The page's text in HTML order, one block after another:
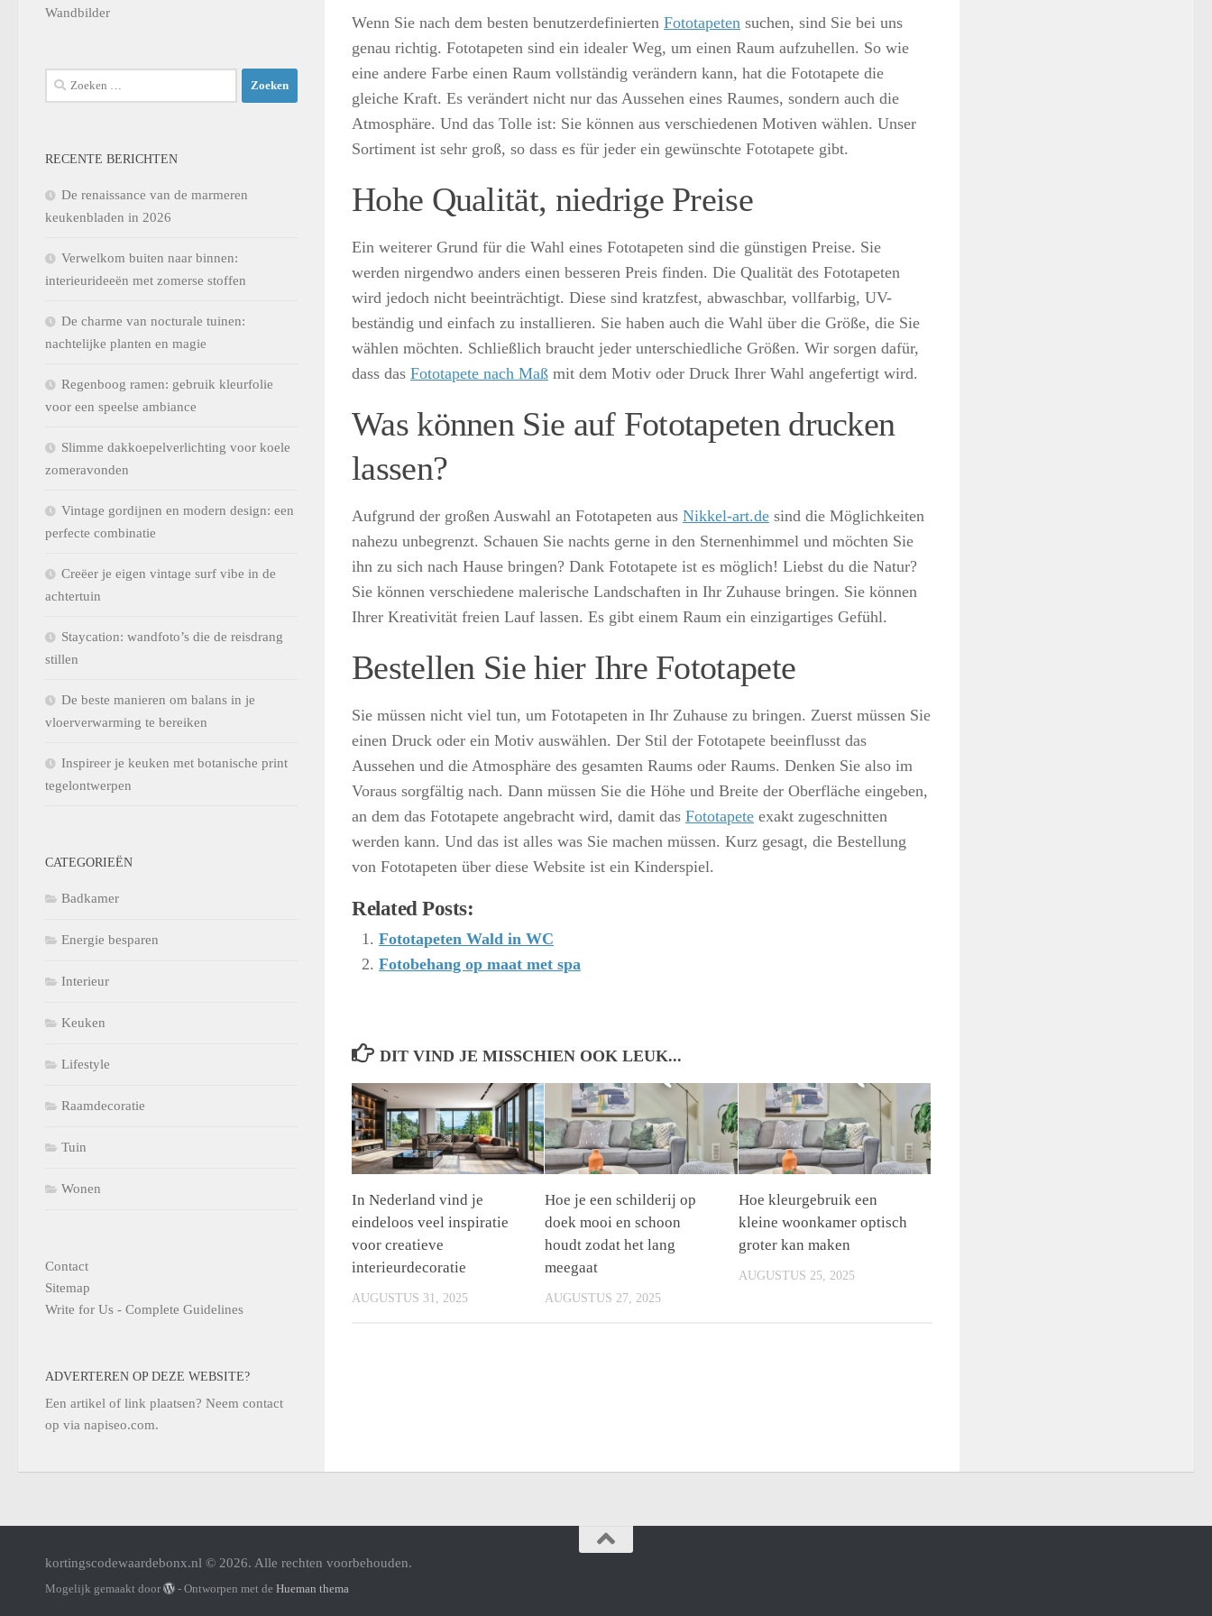
Wenn Sie nach dem besten benutzerdefinierten Fototapeten suchen, sind Sie bei uns
genau richtig. Fototapeten sind ein idealer Weg, um einen Raum aufzuhellen. So wie
eine andere Farbe einen Raum vollständig verändern kann, hat die Fototapete die
gleiche Kraft. Es verändert nicht nur das Aussehen eines Raumes, sondern auch die
Atmosphäre. Und das Tolle ist: Sie können aus verschiedenen Motiven wählen. Unser
Sortiment ist sehr groß, so dass es für jeder ein gewünschte Fototapete gibt.
Hohe Qualität, niedrige Preise
Ein weiterer Grund für die Wahl eines Fototapeten sind die günstigen Preise. Sie
werden nirgendwo anders einen besseren Preis finden. Die Qualität des Fototapeten
wird jedoch nicht beeinträchtigt. Diese sind kratzfest, abwaschbar, vollfarbig, UV-
beständig und einfach zu installieren. Sie haben auch die Wahl über die Größe, die Sie
wählen möchten. Schließlich braucht jeder unterschiedliche Größen. Wir sorgen dafür,
dass das Fototapete nach Maß mit dem Motiv oder Druck Ihrer Wahl angefertigt wird.
Was können Sie auf Fototapeten drucken
lassen?
Aufgrund der großen Auswahl an Fototapeten aus Nikkel-art.de sind die Möglichkeiten
nahezu unbegrenzt. Schauen Sie nachts gerne in den Sternenhimmel und möchten Sie
ihn zu sich nach Hause bringen? Dank Fototapete ist es möglich! Liebst du die Natur?
Sie können verschiedene malerische Landschaften in Ihr Zuhause bringen. Sie können
Ihrer Kreativität freien Lauf lassen. Es gibt einem Raum ein einzigartiges Gefühl.
Bestellen Sie hier Ihre Fototapete
Sie müssen nicht viel tun, um Fototapeten in Ihr Zuhause zu bringen. Zuerst müssen Sie
einen Druck oder ein Motiv auswählen. Der Stil der Fototapete beeinflusst das
Aussehen und die Atmosphäre des gesamten Raums oder Raums. Denken Sie also im
Voraus sorgfältig nach. Dann müssen Sie die Höhe und Breite der Oberfläche eingeben,
an dem das Fototapete angebracht wird, damit das Fototapete exakt zugeschnitten
werden kann. Und das ist alles was Sie machen müssen. Kurz gesagt, die Bestellung
von Fototapeten über diese Website ist ein Kinderspiel.
Related Posts:
Fototapeten Wald in WC
Fotobehang op maat met spa
DIT VIND JE MISSCHIEN OOK LEUK...
In Nederland vind je
eindeloos veel inspiratie
voor creatieve
interieurdecoratie
AUGUSTUS 31, 2025
Hoe je een schilderij op
doek mooi en schoon
houdt zodat het lang
meegaat
AUGUSTUS 27, 2025
Hoe kleurgebruik een
kleine woonkamer optisch
groter kan maken
AUGUSTUS 25, 2025
Wandbilder
Zoeken
naar:
RECENTE BERICHTEN
De renaissance van de marmeren
keukenbladen in 2026
Verwelkom buiten naar binnen:
interieurideeën met zomerse stoffen
De charme van nocturale tuinen:
nachtelijke planten en magie
Regenboog ramen: gebruik kleurfolie
voor een speelse ambiance
Slimme dakkoepelverlichting voor koele
zomeravonden
Vintage gordijnen en modern design: een
perfecte combinatie
Creëer je eigen vintage surf vibe in de
achtertuin
Staycation: wandfoto’s die de reisdrang
stillen
De beste manieren om balans in je
vloerverwarming te bereiken
Inspireer je keuken met botanische print
tegelontwerpen
CATEGORIEËN
Badkamer
Energie besparen
Interieur
Keuken
Lifestyle
Raamdecoratie
Tuin
Wonen
Contact
Sitemap
Write for Us - Complete Guidelines
ADVERTEREN OP DEZE WEBSITE?
Een artikel of link plaatsen? Neem contact
op via napiseo.com.
kortingscodewaardebonx.nl © 2026. Alle rechten voorbehouden.
Mogelijk gemaakt door - Ontworpen met deHueman thema